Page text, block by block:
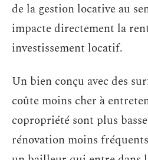
de la gestion locative au
impacte directement la
investissement locatif.
Un bien conçu avec des
coûte moins cher à
copropriété sont plus
rénovation moins